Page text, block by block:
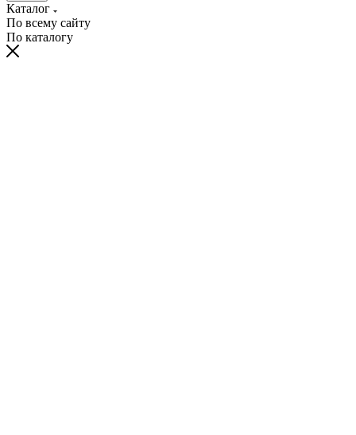
Каталог
По всему сайту
По каталогу